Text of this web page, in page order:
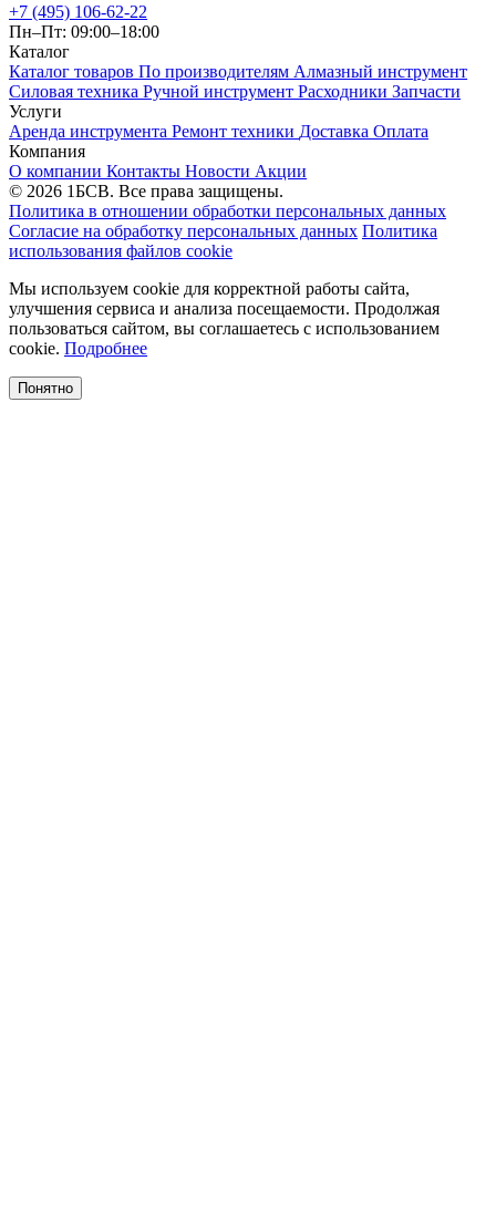
+7 (495) 106-62-22
Пн–Пт: 09:00–18:00
Каталог
Каталог товаров По производителям Алмазный инструмент
Силовая техника Ручной инструмент Расходники Запчасти
Услуги
Аренда инструмента Ремонт техники Доставка Оплата
Компания
О компании Контакты Новости Акции
© 2026 1БСВ. Все права защищены.
Политика в отношении обработки персональных данных
Согласие на обработку персональных данных Политика
использования файлов cookie
Мы используем cookie для корректной работы сайта,
улучшения сервиса и анализа посещаемости. Продолжая
пользоваться сайтом, вы соглашаетесь с использованием
cookie. Подробнее
Понятно